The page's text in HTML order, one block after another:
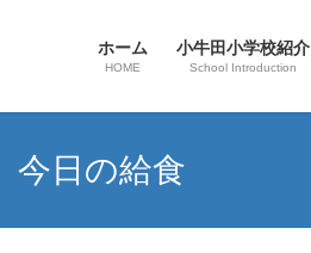
ホーム
HOME
小牛田小学校紹介
School Introduction
今日の給食